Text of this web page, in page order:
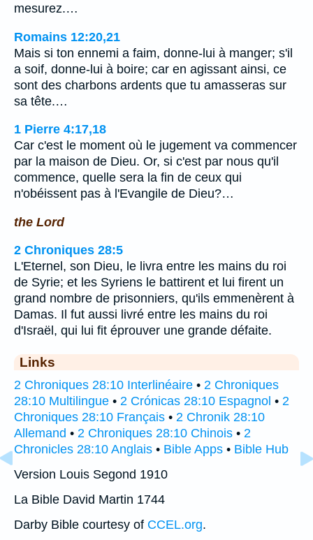
mesurez.…
Romains 12:20,21
Mais si ton ennemi a faim, donne-lui à manger; s'il
a soif, donne-lui à boire; car en agissant ainsi, ce
sont des charbons ardents que tu amasseras sur
sa tête.…
1 Pierre 4:17,18
Car c'est le moment où le jugement va commencer
par la maison de Dieu. Or, si c'est par nous qu'il
commence, quelle sera la fin de ceux qui
n'obéissent pas à l'Evangile de Dieu?…
the Lord
2 Chroniques 28:5
L'Eternel, son Dieu, le livra entre les mains du roi
de Syrie; et les Syriens le battirent et lui firent un
grand nombre de prisonniers, qu'ils emmenèrent à
Damas. Il fut aussi livré entre les mains du roi
d'Israël, qui lui fit éprouver une grande défaite.
Links
2 Chroniques 28:10 Interlinéaire • 2 Chroniques
28:10 Multilingue • 2 Crónicas 28:10 Espagnol • 2
Chroniques 28:10 Français • 2 Chronik 28:10
Allemand • 2 Chroniques 28:10 Chinois • 2
Chronicles 28:10 Anglais • Bible Apps • Bible Hub
Version Louis Segond 1910
La Bible David Martin 1744
Darby Bible courtesy of CCEL.org.